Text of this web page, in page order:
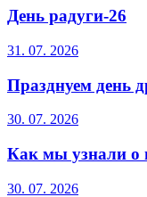
День радуги-26
31. 07. 2026
Празднуем день
30. 07. 2026
Как мы узнали о
30. 07. 2026